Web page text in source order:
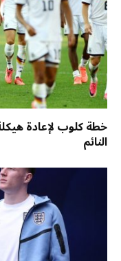
خطة كلوب لإعادة
النائم